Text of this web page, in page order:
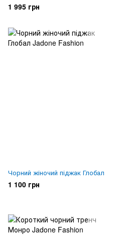
1 995 грн
Чорний жіночий піджак Глобал
1 100 грн